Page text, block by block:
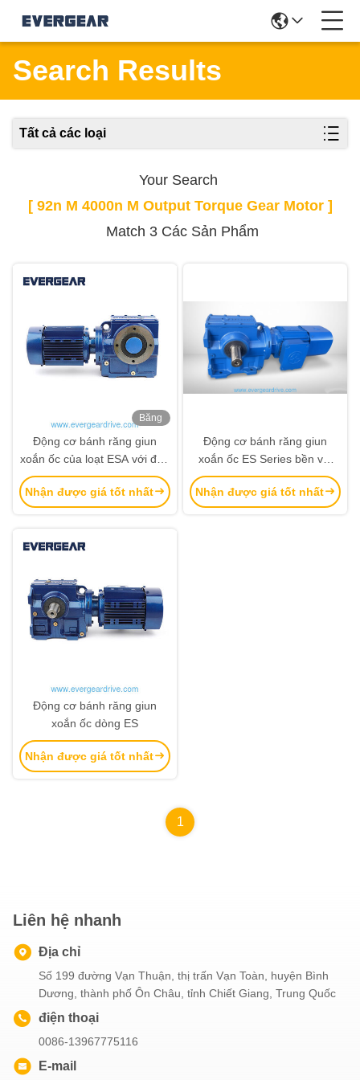
Search Results
Tất cả các loại
Your Search
[ 92n M 4000n M Output Torque Gear Motor ]
Match 3 Các Sản Phẩm
Băng
Động cơ bánh răng giun
xoắn ốc của loạt ESA với đầu
ra trục rỗng 0,18KW-22KW
và mô-men xoắn 92N.m-
4000N.m
Nhận được giá tốt nhất
Động cơ bánh răng giun
xoắn ốc ES Series bền với
phạm vi công suất 0,18KW-
22KW và mô-men xoắn đầu
ra 92N.m-4000N.m cho
Nhận được giá tốt nhất
Động cơ bánh răng giun
xoắn ốc dòng ES
Nhận được giá tốt nhất
1
Liên hệ nhanh
Địa chỉ
Số 199 đường Vạn Thuận, thị trấn Vạn Toàn, huyện Bình
Dương, thành phố Ôn Châu, tỉnh Chiết Giang, Trung Quốc
điện thoại
0086-13967775116
E-mail